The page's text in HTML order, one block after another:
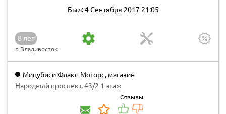
Был: 4 Сентября 2017 21:05
8 лет
г. Владивосток
Мицубиси Флакс-Моторс, магазин
Народный проспект, 43/2 1 этаж
Отзывы